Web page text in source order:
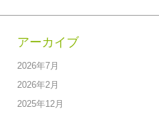
アーカイブ
2026年7月
2026年2月
2025年12月